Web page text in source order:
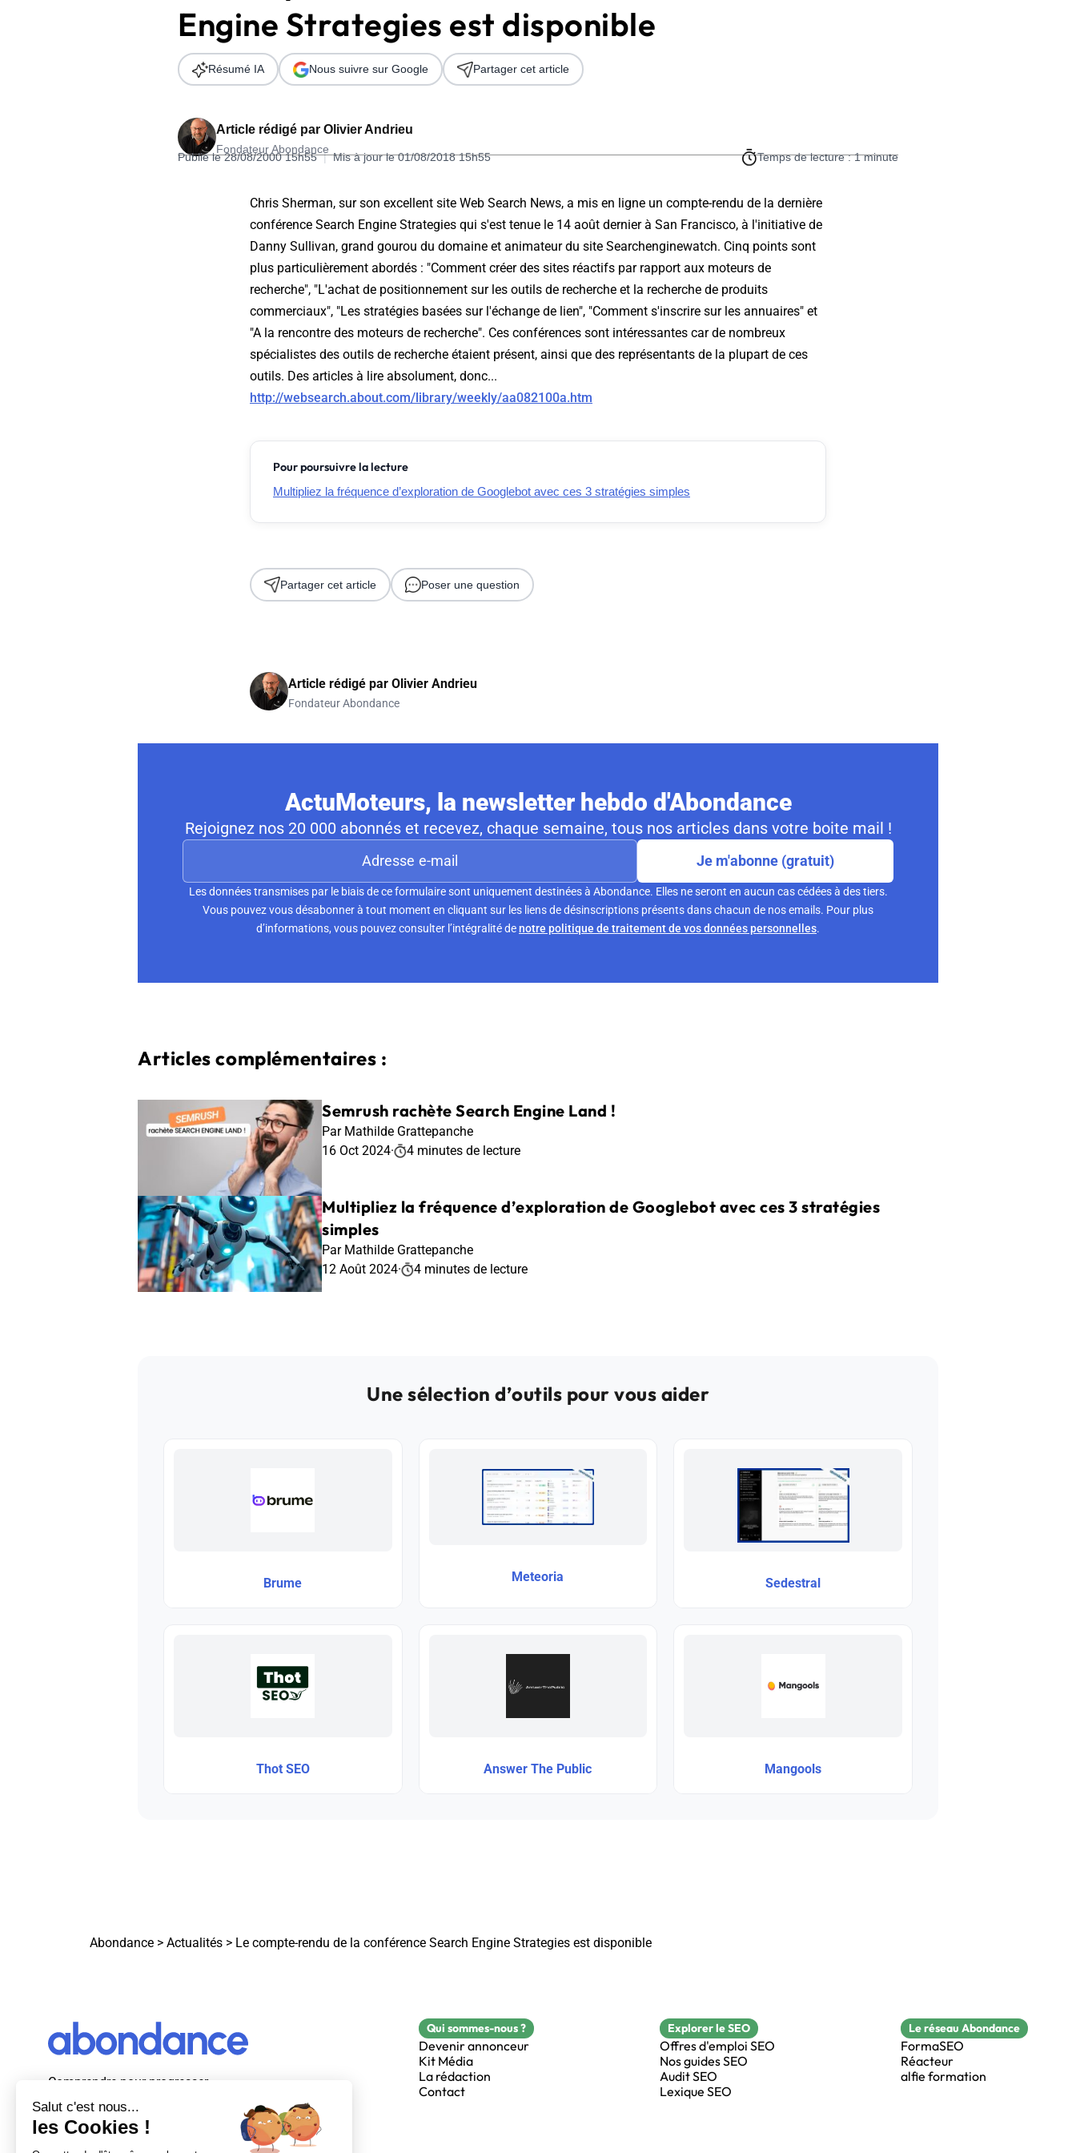
Télécharger l'Ebook
Formation SEO & GEO - Edition 2026
Engine Strategies est disponible
Article rédigé par Olivier Andrieu
Fondateur Abondance
Publié le 28/08/2000 15h55 | Mis à jour le 01/08/2018 15h55 Temps de lecture : 1 minute
Résumé IA Nous suivre sur Google Partager cet article
Chris Sherman, sur son excellent site Web Search News, a mis en ligne un compte-rendu de la dernière
conférence Search Engine Strategies qui s'est tenue le 14 août dernier à San Francisco, à l'initiative de
Danny Sullivan, grand gourou du domaine et animateur du site Searchenginewatch. Cinq points sont
plus particulièrement abordés : "Comment créer des sites réactifs par rapport aux moteurs de
recherche", "L'achat de positionnement sur les outils de recherche et la recherche de produits
commerciaux", "Les stratégies basées sur l'échange de lien", "Comment s'inscrire sur les annuaires" et
"A la rencontre des moteurs de recherche". Ces conférences sont intéressantes car de nombreux
spécialistes des outils de recherche étaient présent, ainsi que des représentants de la plupart de ces
outils. Des articles à lire absolument, donc...
http://websearch.about.com/library/weekly/aa082100a.htm
Pour poursuivre la lecture
Multipliez la fréquence d’exploration de Googlebot avec ces 3 stratégies simples
Partager cet article Poser une question
Article rédigé par Olivier Andrieu
Fondateur Abondance
ActuMoteurs, la newsletter hebdo d'Abondance
Rejoignez nos 20 000 abonnés et recevez, chaque semaine, tous nos articles dans votre boite mail !
Je m'abonne (gratuit)
Les données transmises par le biais de ce formulaire sont uniquement destinées à Abondance. Elles ne seront en aucun cas cédées à des tiers.
Vous pouvez vous désabonner à tout moment en cliquant sur les liens de désinscriptions présents dans chacun de nos emails. Pour plus
d’informations, vous pouvez consulter l’intégralité denotre politique de traitement de vos données personnelles.
Articles complémentaires :
Semrush rachète Search Engine Land !
Par Mathilde Grattepanche
16 Oct 2024· 4 minutes de lecture
Multipliez la fréquence d’exploration de Googlebot avec ces 3 stratégies
simples
Par Mathilde Grattepanche
12 Août 2024· 4 minutes de lecture
Une sélection d’outils pour vous aider
Brume Meteoria Sedestral
Thot SEO Answer The Public Mangools
Abondance > Actualités > Le compte-rendu de la conférence Search Engine Strategies est disponible
Comprendre pour progresser
Abondance, le premier média d’actualité
autour du SEO et des moteurs de recherche
en France.
Qui sommes-nous ?
Devenir annonceur
Kit Média
La rédaction
Contact
Explorer le SEO
Offres d'emploi SEO
Nos guides SEO
Audit SEO
Lexique SEO
Le réseau Abondance
FormaSEO
Réacteur
alfie formation